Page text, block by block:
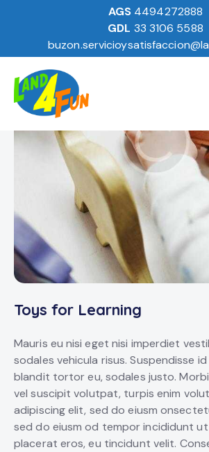
AGS 4494272888
GDL 33 3106 5588
Toys for Learning
Mauris eu nisi eget nisi imperdiet
sodales vehicula risus. Suspendisse
blandit tortor eu, sodales justo.
vel suscipit volutpat, turpis enim
adipiscing elit, sed do eiusm
sed do eiusm od tempor incididunt ut
placerat eros, eu tincidunt velit.